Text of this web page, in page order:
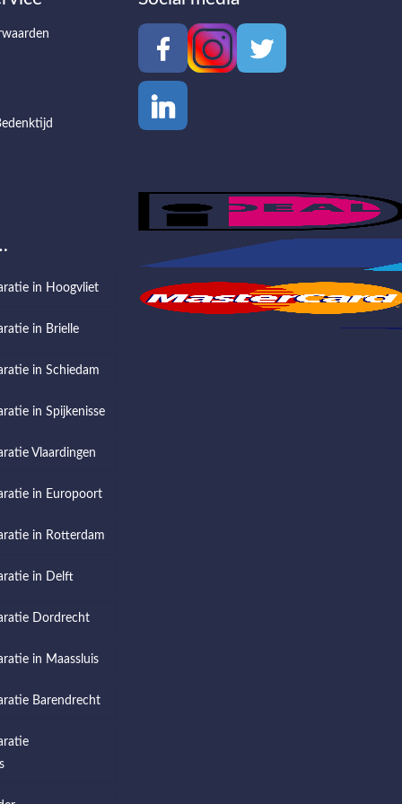
in Hoogvliet
in Brielle
in Schiedam
in Spijkenisse
Vlaardingen
in Europoort
in Rotterdam
in Delft
Dordrecht
in Maassluis
Barendrecht